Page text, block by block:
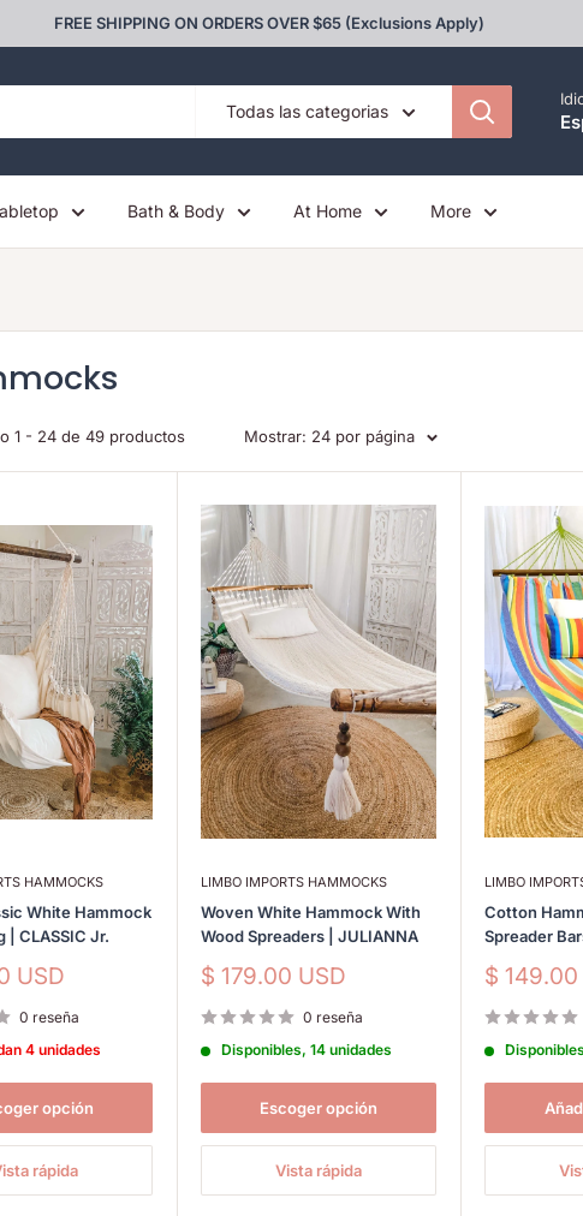
FREE SHIPPING ON ORDERS OVER $65 (Exclusions Apply)
Todas las categorias
Bath & Body At Home More
1 - 24 de 49 productos Mostrar: 24 por página
HAMMOCKS
White Hammock
| CLASSIC Jr.
USD
0 reseña
4 unidades
opción
rápida
LIMBO IMPORTS HAMMOCKS
Woven White Hammock With
Wood Spreaders | JULIANNA
Precio
venta
$ 179.00 USD
0 reseña
Disponibles, 14 unidades
Escoger opción
Vista rápida
LIMBO
Cotton
Spreader
Precio
venta
$ 149.00